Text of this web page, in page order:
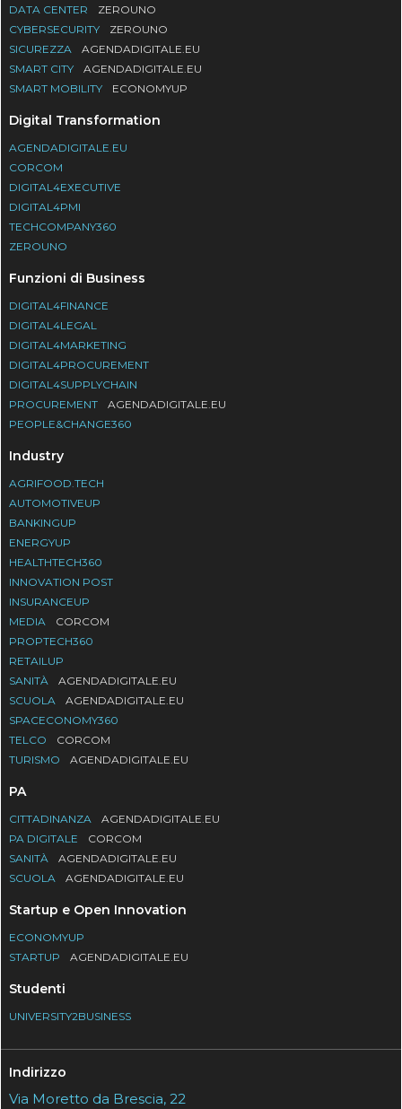
DATA CENTER
ZEROUNO
CYBERSECURITY
ZEROUNO
SICUREZZA
AGENDADIGITALE.EU
SMART CITY
AGENDADIGITALE.EU
SMART MOBILITY
ECONOMYUP
Digital Transformation
AGENDADIGITALE.EU
CORCOM
DIGITAL4EXECUTIVE
DIGITAL4PMI
TECHCOMPANY360
ZEROUNO
Funzioni di Business
DIGITAL4FINANCE
DIGITAL4LEGAL
DIGITAL4MARKETING
DIGITAL4PROCUREMENT
DIGITAL4SUPPLYCHAIN
PROCUREMENT
AGENDADIGITALE.EU
PEOPLE&CHANGE360
Industry
AGRIFOOD.TECH
AUTOMOTIVEUP
BANKINGUP
ENERGYUP
HEALTHTECH360
INNOVATION POST
INSURANCEUP
MEDIA
CORCOM
PROPTECH360
RETAILUP
SANITÀ
AGENDADIGITALE.EU
SCUOLA
AGENDADIGITALE.EU
SPACECONOMY360
TELCO
CORCOM
TURISMO
AGENDADIGITALE.EU
PA
CITTADINANZA
AGENDADIGITALE.EU
PA DIGITALE
CORCOM
SANITÀ
AGENDADIGITALE.EU
SCUOLA
AGENDADIGITALE.EU
Startup e Open Innovation
ECONOMYUP
STARTUP
AGENDADIGITALE.EU
Studenti
UNIVERSITY2BUSINESS
Indirizzo
Via Moretto da Brescia, 22